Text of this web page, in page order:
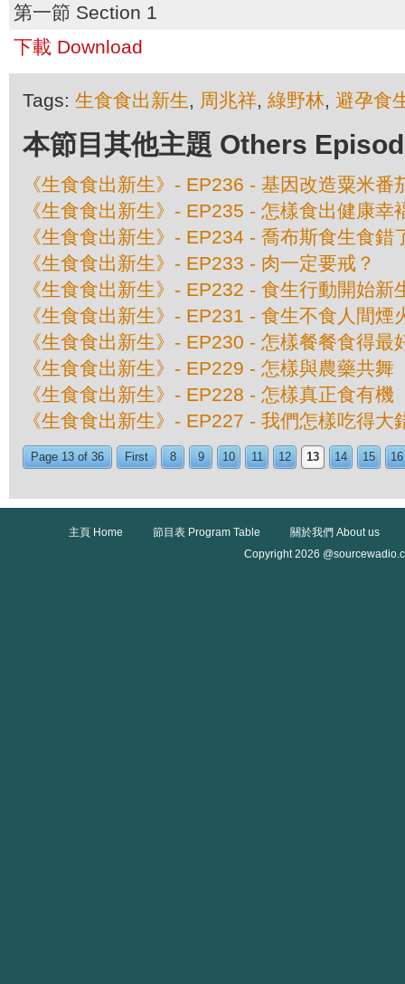
第一節 Section 1
下載 Download
Tags: 生食食出新生, 周兆祥, 綠野林, 避孕食
本節目其他主題 Others
《生食食出新生》- EP236 - 基因改造粟米番
《生食食出新生》- EP235 - 怎樣食出健康幸
《生食食出新生》- EP234 - 喬布斯食生食錯
《生食食出新生》- EP233 - 肉一定要戒？
《生食食出新生》- EP232 - 食生行動開始新
《生食食出新生》- EP231 - 食生不食人間煙
《生食食出新生》- EP230 - 怎樣餐餐食得最
《生食食出新生》- EP229 - 怎樣與農藥共舞
《生食食出新生》- EP228 - 怎樣真正食有機
《生食食出新生》- EP227 - 我們怎樣吃得大
Page 13 of 36 First 8 9 10 11 12 13 14 15 16
主頁 Home 節目表 Program Table
關於我們 About us
Copyright 2026